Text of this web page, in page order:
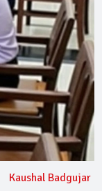
Kaushal Badgujar